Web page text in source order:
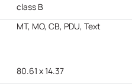
class B
MT, MO, CB, PDU, Text
80.61 x 14.37